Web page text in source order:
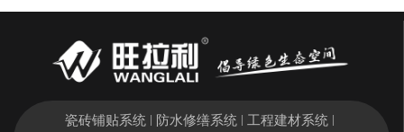
瓷砖铺贴系统 防水修缮系统 工程建材系统